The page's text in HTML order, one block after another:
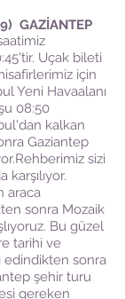
GAZİANTEP
Uçak bileti
için
Yeni Havaalanı
08:50
kalkan
Gaziantep
sizi
karşılıyor.
araca
sonra Mozaik
Bu güzel
tarihi ve
edindikten sonra
şehir turu
gereken